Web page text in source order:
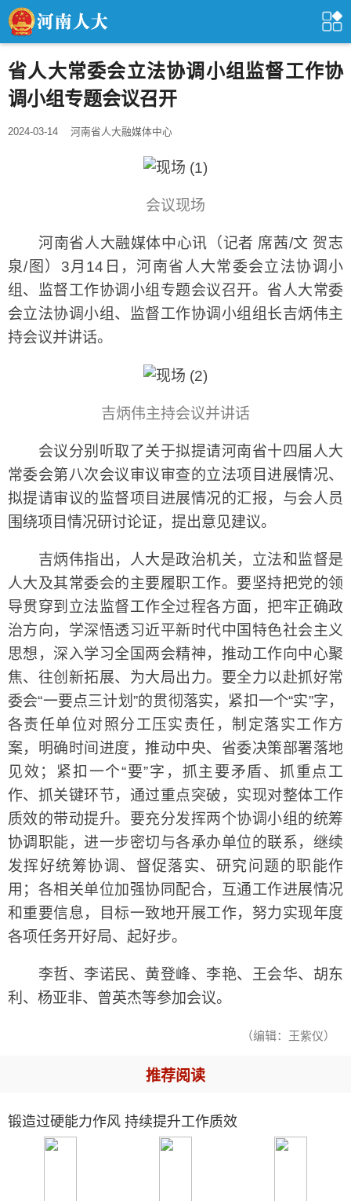
省人大常委会立法协调小组监督工作协
调小组专题会议召开
2024-03-14 河南省人大融媒体中心
会议现场
河南省人大融媒体中心讯（记者 席茜/文 贺志
泉/图）3月14日，河南省人大常委会立法协调小
组、监督工作协调小组专题会议召开。省人大常委
会立法协调小组、监督工作协调小组组长吉炳伟主
持会议并讲话。
吉炳伟主持会议并讲话
会议分别听取了关于拟提请河南省十四届人大
常委会第八次会议审议审查的立法项目进展情况、
拟提请审议的监督项目进展情况的汇报，与会人员
围绕项目情况研讨论证，提出意见建议。
吉炳伟指出，人大是政治机关，立法和监督是
人大及其常委会的主要履职工作。要坚持把党的领
导贯穿到立法监督工作全过程各方面，把牢正确政
治方向，学深悟透习近平新时代中国特色社会主义
思想，深入学习全国两会精神，推动工作向中心聚
焦、往创新拓展、为大局出力。要全力以赴抓好常
委会“一要点三计划”的贯彻落实，紧扣一个“实”字，
各责任单位对照分工压实责任，制定落实工作方
案，明确时间进度，推动中央、省委决策部署落地
见效；紧扣一个“要”字，抓主要矛盾、抓重点工
作、抓关键环节，通过重点突破，实现对整体工作
质效的带动提升。要充分发挥两个协调小组的统筹
协调职能，进一步密切与各承办单位的联系，继续
发挥好统筹协调、督促落实、研究问题的职能作
用；各相关单位加强协同配合，互通工作进展情况
和重要信息，目标一致地开展工作，努力实现年度
各项任务开好局、起好步。
李哲、李诺民、黄登峰、李艳、王会华、胡东
利、杨亚非、曾英杰等参加会议。
（编辑：王紫仪）
推荐阅读
锻造过硬能力作风 持续提升工作质效